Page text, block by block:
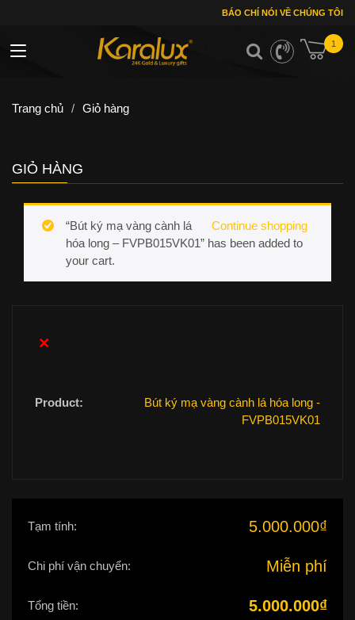
BÁO CHÍ NÓI VỀ CHÚNG TÔI
1
Toggle navigation
Trang chủ / Giỏ hàng
GIỎ HÀNG
Continue shopping
“Bút ký mạ vàng cành lá
hóa long – FVPB015VK01” has been added to
your cart.
×
Bút ký mạ vàng cành lá hóa long -
FVPB015VK01
Tạm tính: 5.000.000₫
Chi phí vận chuyển: Miễn phí
Tổng tiền: 5.000.000₫